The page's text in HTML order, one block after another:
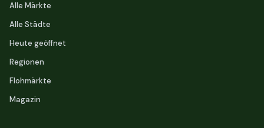
Alle Märkte
Alle Städte
Heute geöffnet
Regionen
Flohmärkte
Magazin